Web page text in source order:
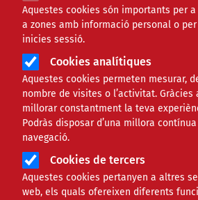
Aquestes cookies són importants per
a zones amb informació personal o
inicies sessió.
Cookies analítiques
Aquestes cookies permeten mesurar,
nombre de visites o l’activitat. Gràcies
millorar constantment la teva
Podràs disposar d’una millora
navegació.
Cookies de tercers
Aquestes cookies pertanyen a altres
web, els quals ofereixen diferents
Càritas reitera que les
d'ingressos mínims no
cercle de la pobresa